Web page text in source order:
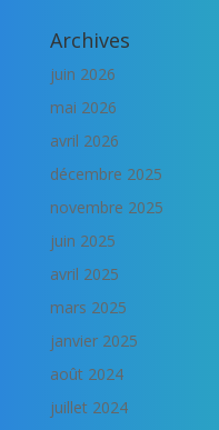
Archives
juin 2026
mai 2026
avril 2026
décembre 2025
novembre 2025
juin 2025
avril 2025
mars 2025
janvier 2025
août 2024
juillet 2024